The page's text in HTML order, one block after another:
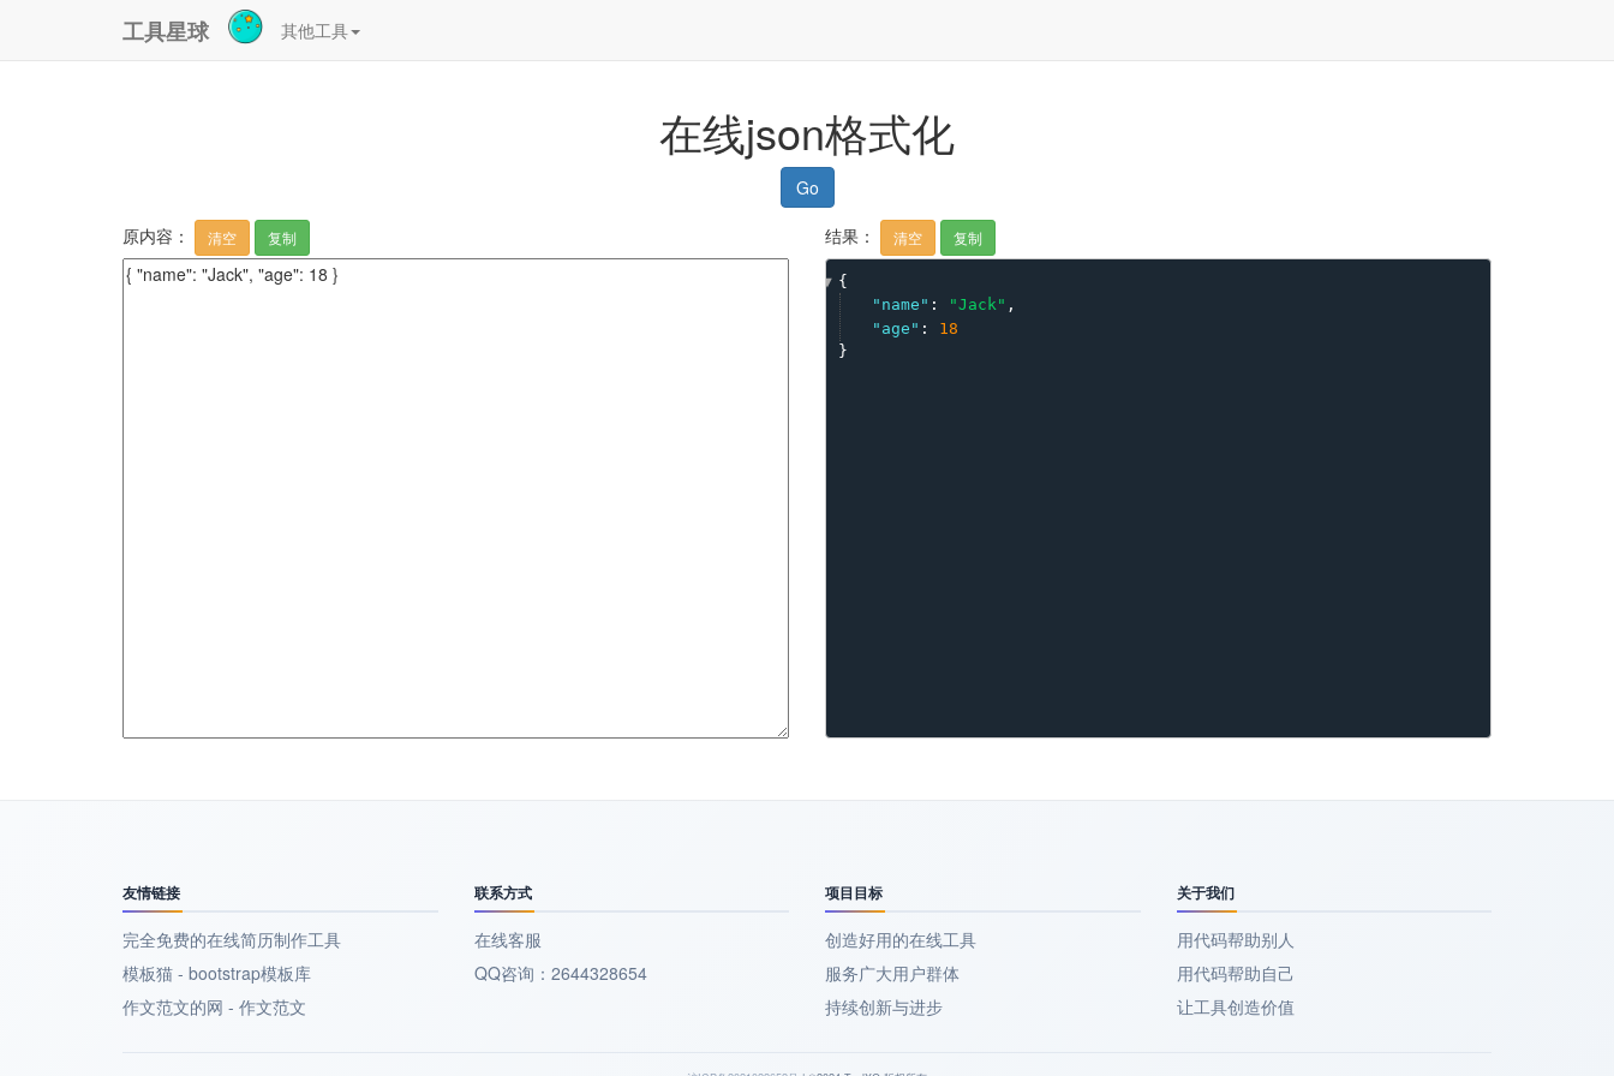
工具星球 其他工具
在线json格式化
Go
原内容：
清空 复制 结果： 清空 复制
{
"name" : "Jack" ,
"age" : 18
}
友情链接
完全免费的在线简历制作工具
模板猫 - bootstrap模板库
作文范文的网 - 作文范文
联系方式
在线客服
QQ咨询：2644328654
项目目标
创造好用的在线工具
服务广大用户群体
持续创新与进步
关于我们
用代码帮助别人
用代码帮助自己
让工具创造价值